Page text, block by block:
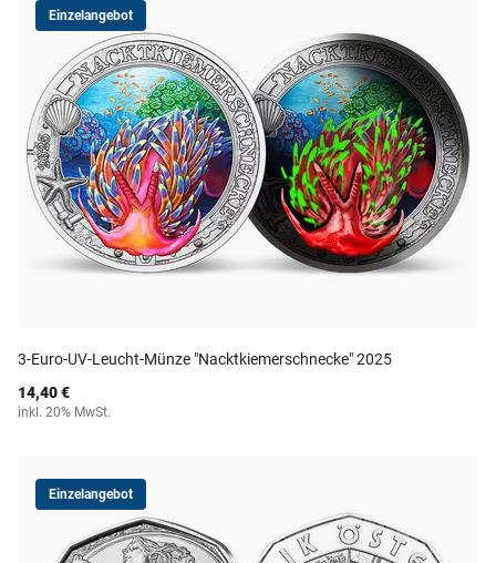
Einzelangebot
3-Euro-UV-Leucht-Münze "Nacktkiemerschnecke" 2025
14,40 €
inkl. 20% MwSt.
Einzelangebot